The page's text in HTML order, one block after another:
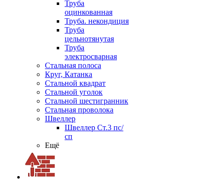
Труба
оцинкованная
Труба. некондиция
Труба
цельнотянутая
Труба
электросварная
Стальная полоса
Круг, Катанка
Стальной квадрат
Стальной уголок
Стальной шестигранник
Стальная проволока
Швеллер
Швеллер Ст.3 пс/
сп
Ещё